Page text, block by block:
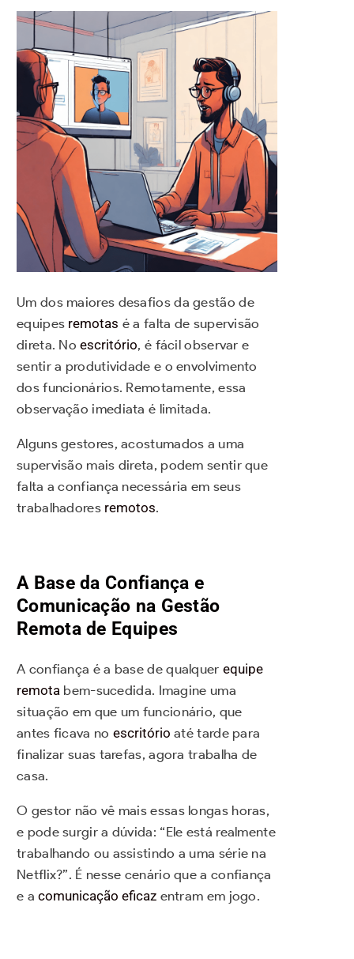
Um dos maiores desafios da gestão de
equipes remotas é a falta de supervisão
direta. Noescritório, é fácil observar e
sentir a produtividade e o envolvimento
dos funcionários. Remotamente, essa
observação imediata é limitada.
Alguns gestores, acostumados a uma
supervisão mais direta, podem sentir que
falta a confiança necessária em seus
trabalhadores remotos.
A Base da Confiança e
Comunicação na Gestão
Remota de Equipes
A confiança é a base de qualquer equipe
remota bem-sucedida. Imagine uma
situação em que um funcionário, que
antes ficava no escritório até tarde para
finalizar suas tarefas, agora trabalha de
casa.
O gestor não vê mais essas longas horas,
e pode surgir a dúvida: “Ele está realmente
trabalhando ou assistindo a uma série na
Netflix?”. É nesse cenário que a confiança
e acomunicação eficaz entram em jogo.